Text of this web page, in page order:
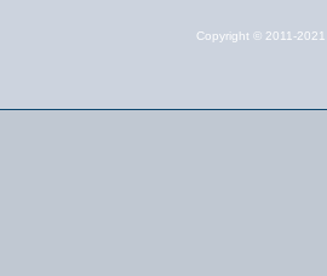
Copyright © 2011-